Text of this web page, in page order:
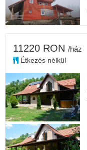
11220 RON /ház
Étkezés nélkül